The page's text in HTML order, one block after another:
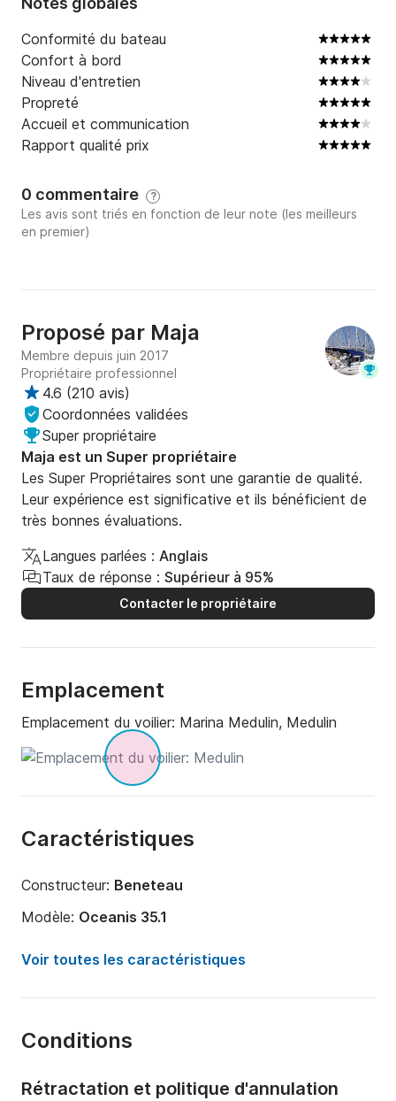
Conformité du bateau
Confort à bord
Niveau d'entretien
Propreté
Accueil et communication
Rapport qualité prix
0 commentaire ?
Les avis sont triés en fonction de leur note (les meilleurs
en premier)
Proposé par Maja
Membre depuis juin 2017
Propriétaire professionnel
4.6 (210 avis)
Coordonnées validées
Super propriétaire
Maja est un Super propriétaire
Les Super Propriétaires sont une garantie de qualité.
Leur expérience est significative et ils bénéficient de
très bonnes évaluations.
Langues parlées : Anglais
Taux de réponse : Supérieur à 95%
Contacter le propriétaire
Emplacement
Emplacement du voilier: Marina Medulin, Medulin
Caractéristiques
Constructeur: Beneteau
Modèle: Oceanis 35.1
Année:
Nombre de couchages:
Nombre de salles de bains:
Voir toutes les caractéristiques
Conditions
Rétractation et politique d'annulation